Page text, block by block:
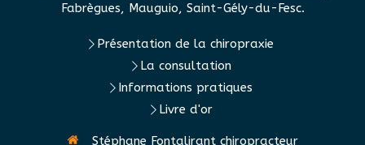
Fabrègues, Mauguio, Saint-Gély-du-Fesc.
Présentation de la chiropraxie
La consultation
Informations pratiques
Livre d'or
Stéphane Fontalirant chiropracteur